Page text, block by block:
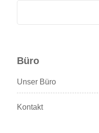
Büro
Unser Büro
Kontakt